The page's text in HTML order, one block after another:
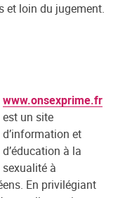
et loin du jugement.
www.onsexprime.fr
est un site
d’information et
d’éducation à la
sexualité à
En privilégiant